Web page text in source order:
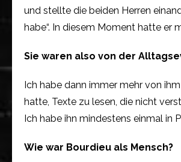
und stellte die beiden Herren
habe“. In diesem Moment hatte er
Sie waren also von der
Ich habe dann immer mehr von
hatte, Texte zu lesen, die nicht
Ich habe ihn mindestens einmal in
Wie war Bourdieu als Mensch?